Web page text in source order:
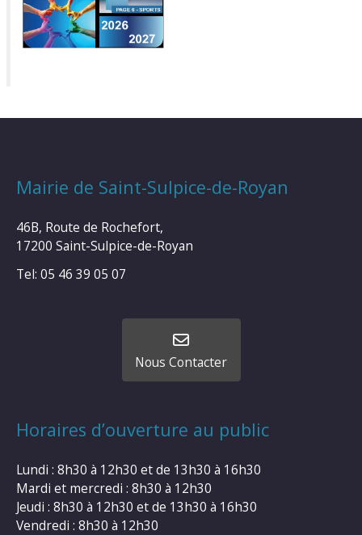
Mairie de Saint-Sulpice-de-Royan
46B, Route de Rochefort,
17200 Saint-Sulpice-de-Royan
Tel: 05 46 39 05 07
Nous Contacter
Horaires d’ouverture au public
Lundi : 8h30 à 12h30 et de 13h30 à 16h30
Mardi et mercredi : 8h30 à 12h30
Jeudi : 8h30 à 12h30 et de 13h30 à 16h30
Vendredi : 8h30 à 12h30